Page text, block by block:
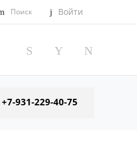
Поиск Войти
+7-931-229-40-75